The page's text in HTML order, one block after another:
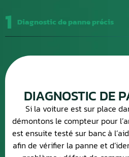
1 Diagnostic de panne précis
DIAGNOSTIC DE
Si la voiture est sur place
démontons le compteur pour
est ensuite testé sur banc à
afin de vérifier la panne et